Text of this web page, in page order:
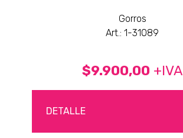
Gorros
Art.: 1-31089
$9.900,00 +IVA
DETALLE